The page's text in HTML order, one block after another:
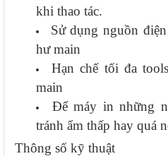
khi thao tác.
Sử dụng nguồn
hư main
Hạn chế tối đa
main
Để máy in những
tránh ẩm thấp hay quá
Thông số kỹ thuật